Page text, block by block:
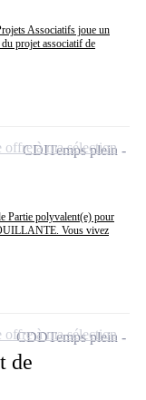
Associatifs joue un
projet associatif de
Partie polyvalent(e) pour
Vous vivez
CDITemps plein
offre à ma sélection
de
CDDTemps plein
offre à ma sélection